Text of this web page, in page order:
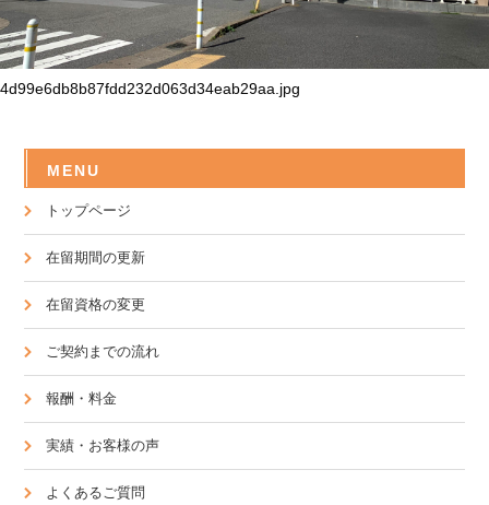
4d99e6db8b87fdd232d063d34eab29aa.jpg
MENU
トップページ
在留期間の更新
在留資格の変更
ご契約までの流れ
報酬・料金
実績・お客様の声
よくあるご質問